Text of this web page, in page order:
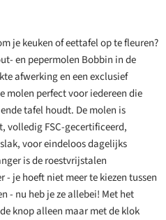
je keuken of eettafel op te fleuren?
en pepermolen Bobbin in de
afwerking en een exclusief
molen perfect voor iedereen die
tafel houdt. De molen is
volledig FSC-gecertificeerd,
voor eindeloos dagelijks
is de roestvrijstalen
- je hoeft niet meer te kiezen tussen
- nu heb je ze allebei! Met het
knop alleen maar met de klok